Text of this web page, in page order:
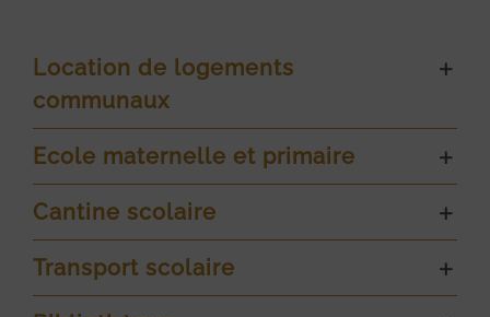
Location de logements
communaux
Ecole maternelle et primaire
Cantine scolaire
Transport scolaire